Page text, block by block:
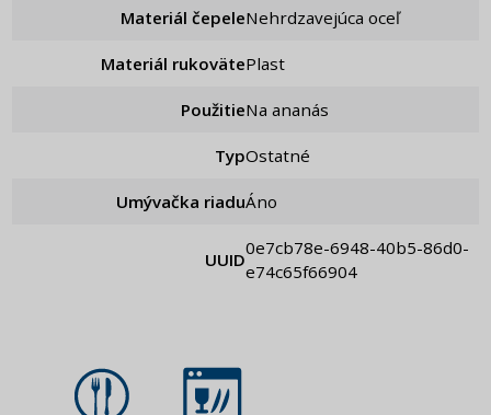
Materiál čepele Nehrdzavejúca oceľ
Materiál rukoväte Plast
Použitie Na ananás
Typ Ostatné
Umývačka riadu Áno
UUID
0e7cb78e-6948-40b5-86d0-
e74c65f66904